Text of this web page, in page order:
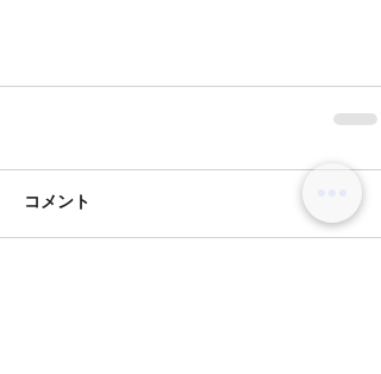
コメント